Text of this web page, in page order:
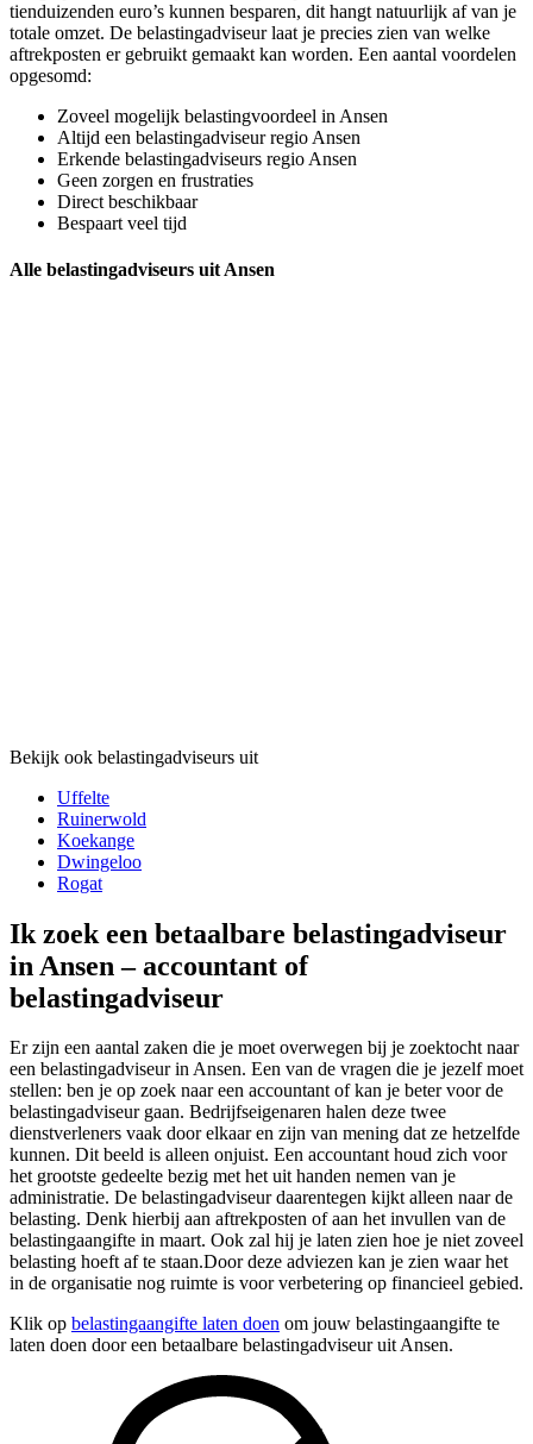
tienduizenden euro’s kunnen besparen, dit hangt natuurlijk af van je
totale omzet. De belastingadviseur laat je precies zien van welke
aftrekposten er gebruikt gemaakt kan worden. Een aantal voordelen
opgesomd:
Zoveel mogelijk belastingvoordeel in Ansen
Altijd een belastingadviseur regio Ansen
Erkende belastingadviseurs regio Ansen
Geen zorgen en frustraties
Direct beschikbaar
Bespaart veel tijd
Alle belastingadviseurs uit Ansen
Bekijk ook belastingadviseurs uit
Uffelte
Ruinerwold
Koekange
Dwingeloo
Rogat
Ik zoek een betaalbare belastingadviseur
in Ansen – accountant of
belastingadviseur
Er zijn een aantal zaken die je moet overwegen bij je zoektocht naar
een belastingadviseur in Ansen. Een van de vragen die je jezelf moet
stellen: ben je op zoek naar een accountant of kan je beter voor de
belastingadviseur gaan. Bedrijfseigenaren halen deze twee
dienstverleners vaak door elkaar en zijn van mening dat ze hetzelfde
kunnen. Dit beeld is alleen onjuist. Een accountant houd zich voor
het grootste gedeelte bezig met het uit handen nemen van je
administratie. De belastingadviseur daarentegen kijkt alleen naar de
belasting. Denk hierbij aan aftrekposten of aan het invullen van de
belastingaangifte in maart. Ook zal hij je laten zien hoe je niet zoveel
belasting hoeft af te staan.Door deze adviezen kan je zien waar het
in de organisatie nog ruimte is voor verbetering op financieel gebied.
Klik op belastingaangifte laten doen om jouw belastingaangifte te
laten doen door een betaalbare belastingadviseur uit Ansen.